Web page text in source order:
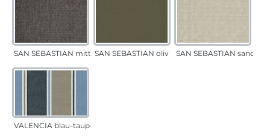
SAN SEBASTIAN mittelgrauSAN SEBASTIAN oliv SAN SEBASTIAN sand
VALENCIA blau-taupe